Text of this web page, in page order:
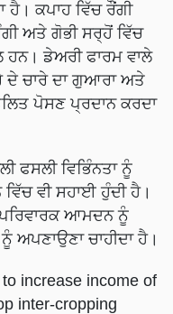
ਕਪਾਹ ਵਿੱਚ ਰੌਂਗੀ
ਅਤੇ ਗੋਭੀ ਸਰ੍ਹੋਂ ਵਿੱਚ
ਹਨ। ਡੇਅਰੀ ਫਾਰਮ ਵਾਲੇ
ਦੇ ਚਾਰੇ ਦਾ ਗੁਆਰਾ ਅਤੇ
ਪੋਸਣ ਪ੍ਰਦਾਨ ਕਰਦਾ
ਫਸਲੀ ਵਿਭਿੰਨਤਾ ਨੂੰ
ਵੀ ਸਹਾਈ ਹੁੰਦੀ ਹੈ।
ਆਮਦਨ ਨੂੰ
ਅਪਣਾਉਣਾ ਚਾਹੀਦਾ ਹੈ।
increase income of
inter-cropping